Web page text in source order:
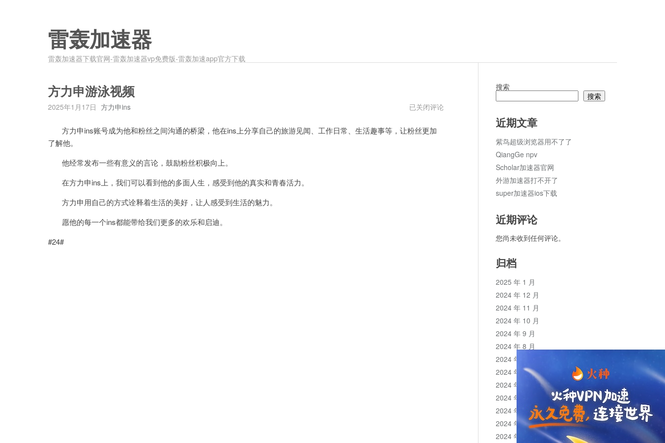
雷轰加速器
雷轰加速器下载官网-雷轰加速器vp免费版-雷轰加速app官方下载
方力申游泳视频
2025年1月17日 方力申ins
方
游
已关闭评论
方力申ins账号成为他和粉丝之间沟通的桥梁，他在ins上分享自己的旅游见闻、工作日常、生活趣事等，让粉丝更加
了解他。
他经常发布一些有意义的言论，鼓励粉丝积极向上。
在方力申ins上，我们可以看到他的多面人生，感受到他的真实和青春活力。
方力申用自己的方式诠释着生活的美好，让人感受到生活的魅力。
愿他的每一个ins都能带给我们更多的欢乐和启迪。
#24#
搜索
搜索
近期文章
紫鸟超级浏览器用不了了
QiangGe npv
Scholar加速器官网
外游加速器打不开了
super加速器ios下载
近期评论
您尚未收到任何评论。
归档
2025 年 1 月
2024 年 12 月
2024 年 11 月
2024 年 10 月
2024 年 9 月
2024 年 8 月
2024 年 7 月
2024 年 6 月
2024 年 5 月
2024 年 4 月
2024 年 3 月
2024 年 2 月
2024 年 1 月